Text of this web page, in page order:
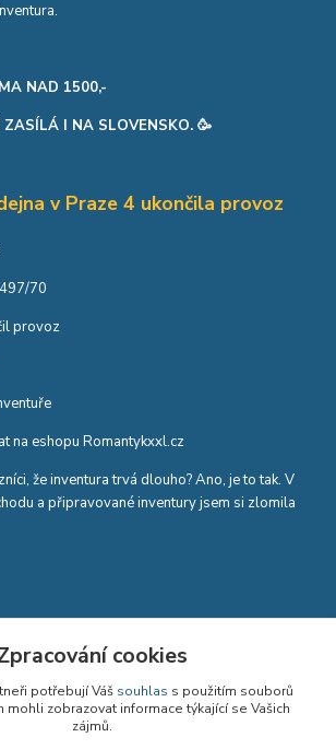
NAD 1500,-
I NA SLOVENSKO. 🥳
v Praze 4 ukončila provoz
70
provoz
na eshopu Romantykxxl.cz
že inventura trvá dlouho? Ano, je to tak. V
a připravované inventury jsem si zlomila
Tykvová
608 519 697
cookies
potřebují Váš souhlas s použitím souborů
mohli zobrazovat informace týkající se Vašich
zájmů.